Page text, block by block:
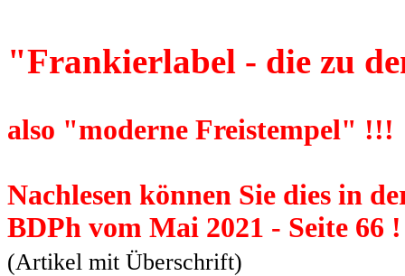
"Frankierlabel - die zu
also "moderne Freistempel" !!!
Nachlesen können Sie dies in
BDPh vom Mai 2021 - Seite 66 !
(Artikel mit Überschrift)